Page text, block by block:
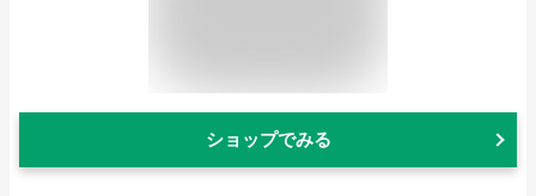
ショップでみる